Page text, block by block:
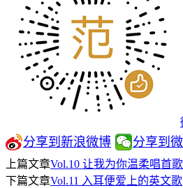
分享到新浪微博 分享到
上篇文章Vol.10 让我为你温柔唱首歌
下篇文章Vol.11 入耳便爱上的英文歌